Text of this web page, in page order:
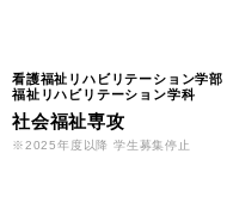
看護福祉リハビリテーション学部
福祉リハビリテーション学科
社会福祉専攻
※2025年度以降 学生募集停止